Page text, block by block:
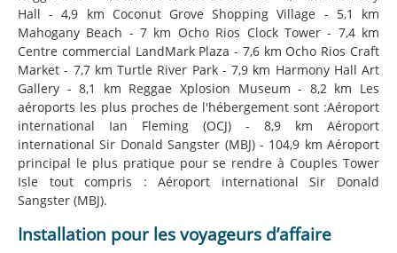
Hall - 4,9 km Coconut Grove Shopping Village - 5,1 km
Mahogany Beach - 7 km Ocho Rios Clock Tower - 7,4 km
Centre commercial LandMark Plaza - 7,6 km Ocho Rios Craft
Market - 7,7 km Turtle River Park - 7,9 km Harmony Hall Art
Gallery - 8,1 km Reggae Xplosion Museum - 8,2 km Les
aéroports les plus proches de l'hébergement sont :Aéroport
international Ian Fleming (OCJ) - 8,9 km Aéroport
international Sir Donald Sangster (MBJ) - 104,9 km Aéroport
principal le plus pratique pour se rendre à Couples Tower
Isle tout compris : Aéroport international Sir Donald
Sangster (MBJ).
Installation pour les voyageurs d’affaire